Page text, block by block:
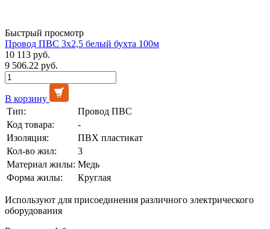
Быстрый просмотр
Провод ПВС 3х2,5 белый бухта 100м
10 113 руб.
9 506.22 руб.
В корзину
Тип:
Провод ПВС
Код товара:
-
Изоляция:
ПВХ пластикат
Кол-во жил:
3
Материал жилы: Медь
Форма жилы:
Круглая
Используют для присоединения различного электрического
оборудования